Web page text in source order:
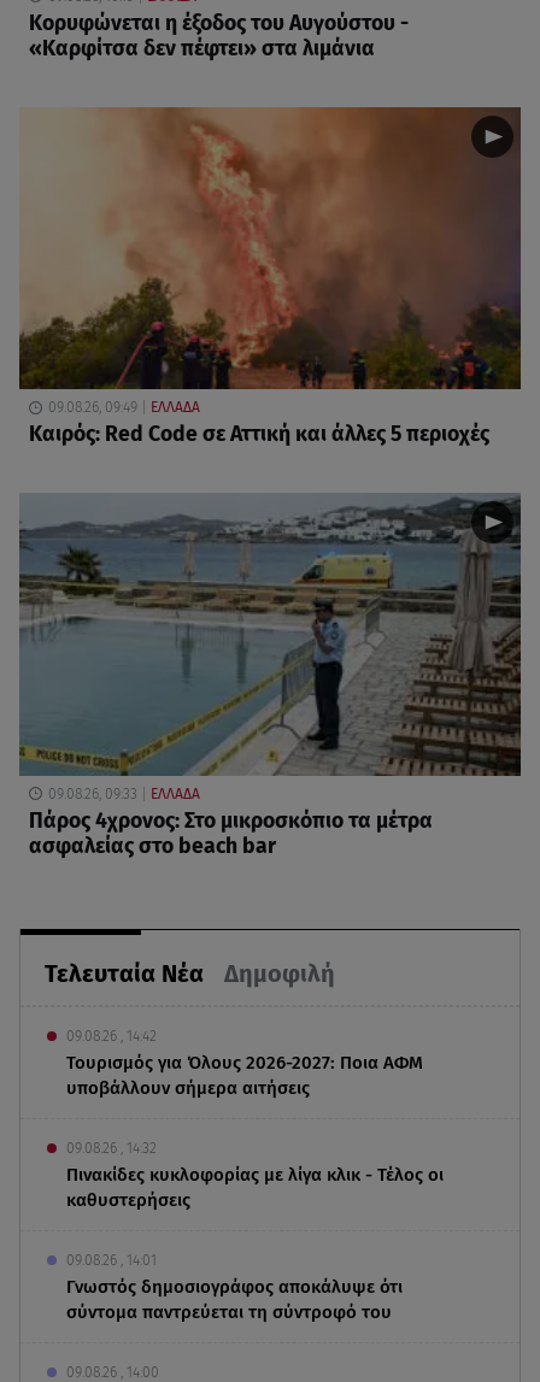
Τελευταία Νέα Δημοφιλή
09.08.26 , 14:42
Τουρισμός για Όλους 2026-2027: Ποια ΑΦΜ
υποβάλλουν σήμερα αιτήσεις
09.08.26 , 14:32
Πινακίδες κυκλοφορίας με λίγα κλικ - Τέλος οι
καθυστερήσεις
09.08.26 , 14:01
Γνωστός δημοσιογράφος αποκάλυψε ότι
σύντομα παντρεύεται τη σύντροφό του
09.08.26 , 14:00
Κορυφώνεται η έξοδος του Αυγούστου -
«Καρφίτσα δεν πέφτει» στα λιμάνια
09.08.26, 09:49 ΕΛΛΑΔΑ
Καιρός: Red Code σε Αττική και άλλες 5 περιοχές
09.08.26, 09:33 ΕΛΛΑΔΑ
Πάρος 4χρονος: Στο μικροσκόπιο τα μέτρα
ασφαλείας στο beach bar